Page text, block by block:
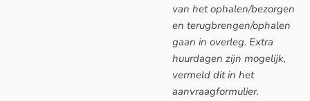
van het ophalen/bezorgen
en terugbrengen/ophalen
gaan in overleg. Extra
huurdagen zijn mogelijk,
vermeld dit in het
aanvraagformulier.